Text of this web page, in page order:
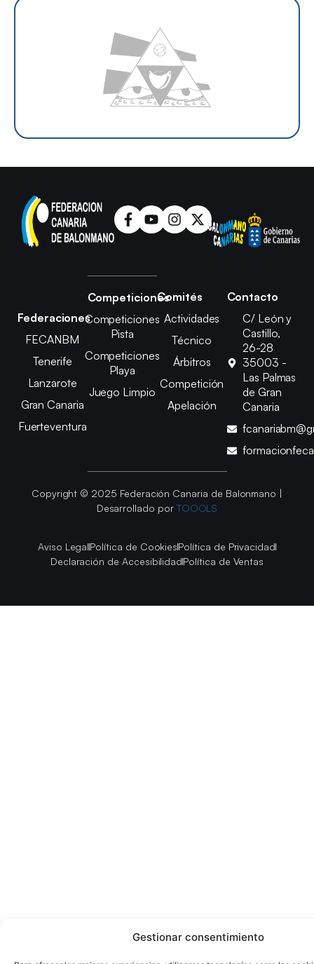
Gestionar consentimiento
Federaciones
FECANBM
Tenerife
Lanzarote
Gran Canaria
Fuerteventura
Competiciones
Competiciones
Pista
Competiciones
Playa
Juego Limpio
Comités
Actividades
Técnico
Árbitros
Competición
Apelación
Contacto
C/ León y
Castillo,
26-28
35003 -
Las Palmas
de Gran
Canaria
Copyright © 2025 Federación Canaria de Balonmano |
Desarrollado por TOOOLS
Aviso LegalPolítica de CookiesPolítica de Privacidad
Declaración de AccesibilidadPolítica de Ventas